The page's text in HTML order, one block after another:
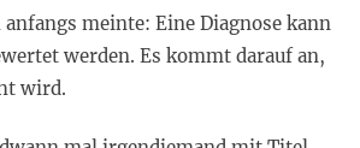
meinte: Eine Diagnose kann
werden. Es kommt darauf an,
wird.